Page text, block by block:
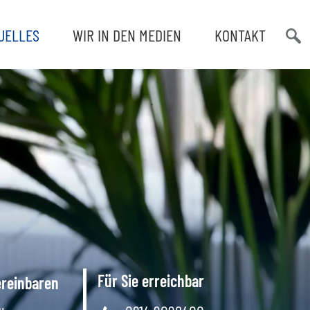
WIR IN DEN MEDIEN KONTAKT
Für Sie erreichbar